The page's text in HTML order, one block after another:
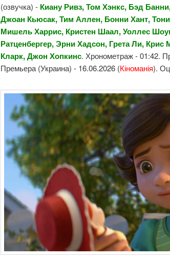
(озвучка) - Киану Ривз, Том Хэнкс, Бэд
Джоан Кьюсак, Тим Аллен, Бонни Хант,
Мишель Харрис, Кристен Шаал, Уоллес
Ратценбергер, Эрни Хадсон, Грета Ли,
Кларк, Джон Хопкинс. Хронометраж - 01:42.
Премьера (Украина) - 16.06.2026 (Кіноманія).